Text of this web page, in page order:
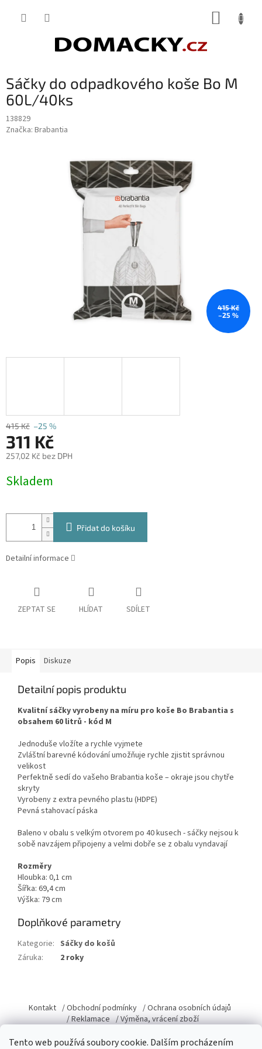
Tento web používá soubory cookie. Dalším procházením
Sáčky do odpadkového koše Bo M
60L/40ks
138829
Značka: Brabantia
415 Kč
–25 %
415 Kč –25 %
311 Kč
257,02 Kč bez DPH
cena:
Skladem
Přidat do košíku
Detailní informace
ZEPTAT SE HLÍDAT SDÍLET
Popis Diskuze
Detailní popis produktu
Kvalitní sáčky vyrobeny na míru pro koše Bo Brabantia s
obsahem 60 litrů - kód M
Jednoduše vložíte a rychle vyjmete
Zvláštní barevné kódování umožňuje rychle zjistit správnou
velikost
Perfektně sedí do vašeho Brabantia koše – okraje jsou chytře
skryty
Vyrobeny z extra pevného plastu (HDPE)
Pevná stahovací páska
Baleno v obalu s velkým otvorem po 40 kusech - sáčky nejsou k
sobě navzájem připojeny a velmi dobře se z obalu vyndavají
Rozměry
Hloubka: 0,1 cm
Šířka: 69,4 cm
Výška: 79 cm
Doplňkové parametry
Kategorie: Sáčky do košů
Záruka: 2 roky
p
a
Kontakt / Obchodní podmínky / Ochrana osobních údajů
/ Reklamace / Výměna, vrácení zboží